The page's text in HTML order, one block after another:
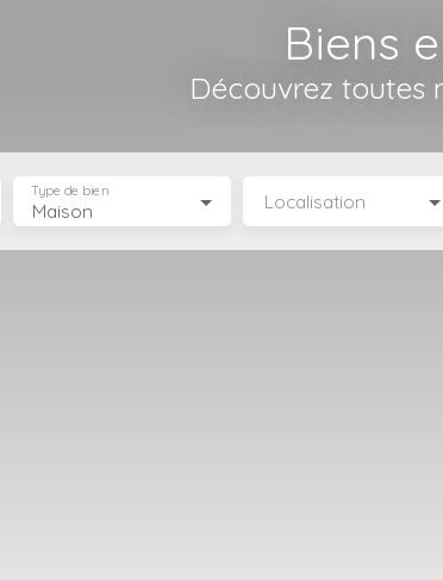
Biens
Découvrez toutes
Maison
Type de bien Localisation